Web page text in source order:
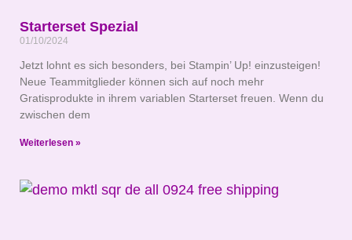
Starterset Spezial
01/10/2024
Jetzt lohnt es sich besonders, bei Stampin’ Up! einzusteigen!
Neue Teammitglieder können sich auf noch mehr
Gratisprodukte in ihrem variablen Starterset freuen. Wenn du
zwischen dem
Weiterlesen »